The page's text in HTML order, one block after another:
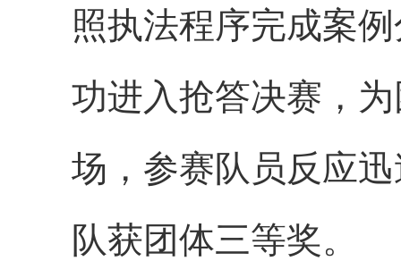
照执法程序完成案
功进入抢答决赛，
场，参赛队员反应
队获团体三等奖。